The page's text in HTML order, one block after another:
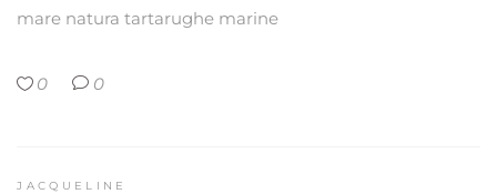
mare natura tartarughe marine
0 0
JACQUELINE